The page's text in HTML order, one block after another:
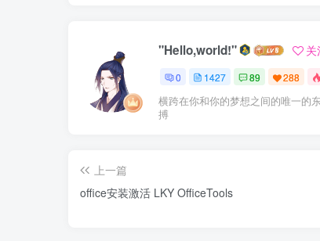
"Hello,world!" 关
0 1427 89 288
横跨在你和你的梦想之间的唯一的
搏
上一篇
office安装激活 LKY OfficeTools